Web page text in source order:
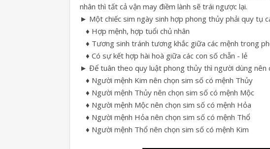
nhân thì tất cả vận may điềm lành sẽ trái ngược lại.
► Một chiếc sim ngày sinh hợp phong thủy phải quy tụ
♦ Hợp mệnh, hợp tuổi chủ nhân
♦ Tương sinh tránh tương khắc giữa các mệnh trong
♦ Có sự kết hợp hài hoà giữa các con số chẵn - lẻ
► Để tuân theo quy luật phong thủy thì người dùng nên
♦ Người mệnh Kim nên chọn sim số có mệnh Thủy
♦ Người mệnh Thủy nên chọn sim số có mệnh Mộc
♦ Người mệnh Mộc nên chọn sim số có mệnh Hỏa
♦ Người mệnh Hỏa nên chọn sim số có mệnh Thổ
♦ Người mệnh Thổ nên chọn sim số có mệnh Kim